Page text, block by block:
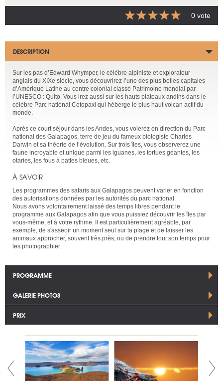
0 vote
DESCRIPTION
Sur les pas d’Edward Whymper, le célèbre alpiniste et explorateur
anglais du XIXe siècle, vous découvrirez l’une des plus belles capitales
d’Amérique Latine au centre colonial classé Patrimoine mondial par
l’UNESCO : Quito. Vous irez aussi sur les hauts plateaux andins dans le
célèbre Parc national Cotopaxi qui héberge le plus haut volcan actif du
monde.
Après ce court séjour dans les Andes, vous volerez en direction du Parc
national des Galapagos, terre de jeu du fameux biologiste Charles
Darwin et sa théorie de l’évolution. Sur trois îles, vous observerez une
faune incroyable et unique parmi les iguanes, les tortues géantes, les
otaries, les fous à pattes bleues, etc.
À SAVOIR
Les programmes des safaris aux Galapagos peuvent varier en fonction
des autorisations données par les autorités du parc national.
Nous avons volontairement laissé des temps libres pendant le
programme aux Galapagos afin que vous puissiez découvrir les îles par
vous-même, et à votre rythme. Il est particulièrement agréable, par
exemple, de s'asseoir un moment seul sur la plage et de laisser les
animaux approcher, souvent très près, ou de prendre tout son temps pour
les photographier.
PROGRAMME
GALERIE PHOTOS
PRIX